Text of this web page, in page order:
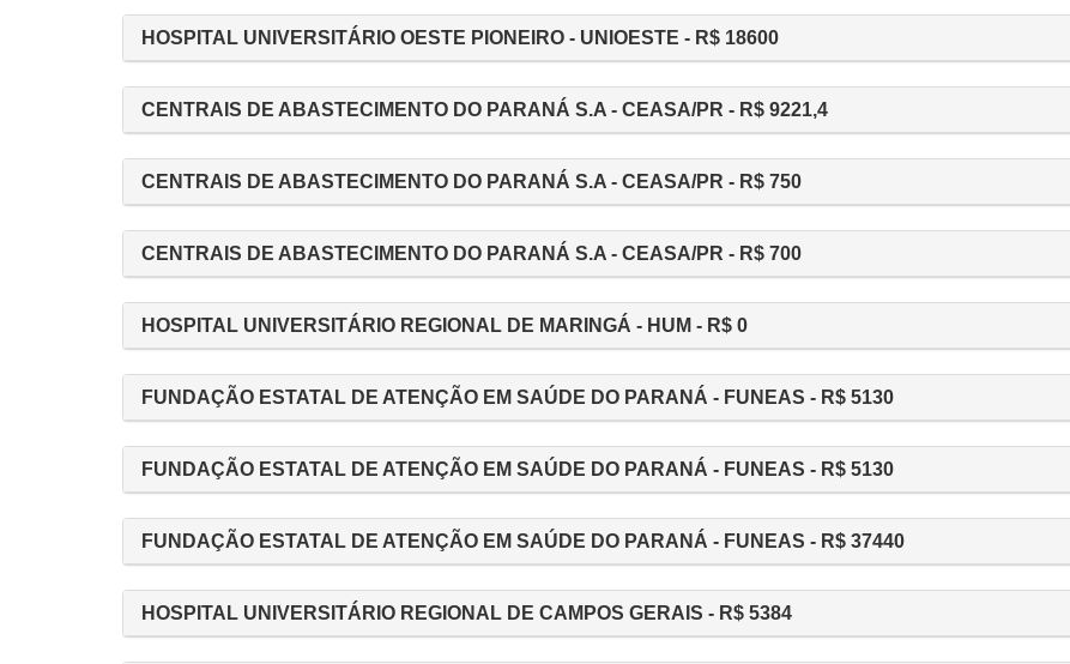
HOSPITAL UNIVERSITÁRIO OESTE PIONEIRO - UNIOESTE - R$ 18600
CENTRAIS DE ABASTECIMENTO DO PARANÁ S.A - CEASA/PR - R$ 9221,4
CENTRAIS DE ABASTECIMENTO DO PARANÁ S.A - CEASA/PR - R$ 750
CENTRAIS DE ABASTECIMENTO DO PARANÁ S.A - CEASA/PR - R$ 700
HOSPITAL UNIVERSITÁRIO REGIONAL DE MARINGÁ - HUM - R$ 0
FUNDAÇÃO ESTATAL DE ATENÇÃO EM SAÚDE DO PARANÁ - FUNEAS - R$ 5130
FUNDAÇÃO ESTATAL DE ATENÇÃO EM SAÚDE DO PARANÁ - FUNEAS - R$ 5130
FUNDAÇÃO ESTATAL DE ATENÇÃO EM SAÚDE DO PARANÁ - FUNEAS - R$ 37440
HOSPITAL UNIVERSITÁRIO REGIONAL DE CAMPOS GERAIS - R$ 5384